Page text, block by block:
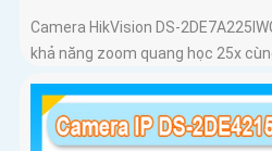
Camera HikVision DS-
khả năng zoom quang học 25x